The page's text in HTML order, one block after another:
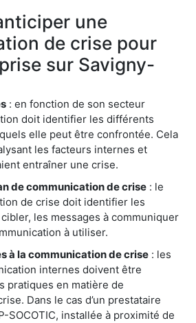
une
de crise pour
sur Savigny-
: en fonction de son secteur
doit identifier les différents
elle peut être confrontée. Cela
les facteurs internes et
entraîner une crise.
de communication de crise : le
de crise doit identifier les
les messages à communiquer
à utiliser.
à la communication de crise : les
internes doivent être
pratiques en matière de
Dans le cas d’un prestataire
SOCOTIC, installée à proximité de